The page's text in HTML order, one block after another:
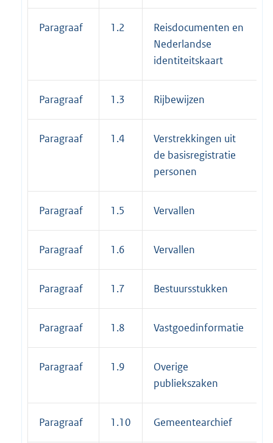
Paragraaf 1.2
Reisdocumenten en
Nederlandse
identiteitskaart
Paragraaf 1.3 Rijbewijzen
Paragraaf 1.4
Verstrekkingen uit
de basisregistratie
personen
Paragraaf 1.5 Vervallen
Paragraaf 1.6 Vervallen
Paragraaf 1.7 Bestuursstukken
Paragraaf 1.8 Vastgoedinformatie
Paragraaf 1.9
Overige
publiekszaken
Paragraaf 1.10 Gemeentearchief